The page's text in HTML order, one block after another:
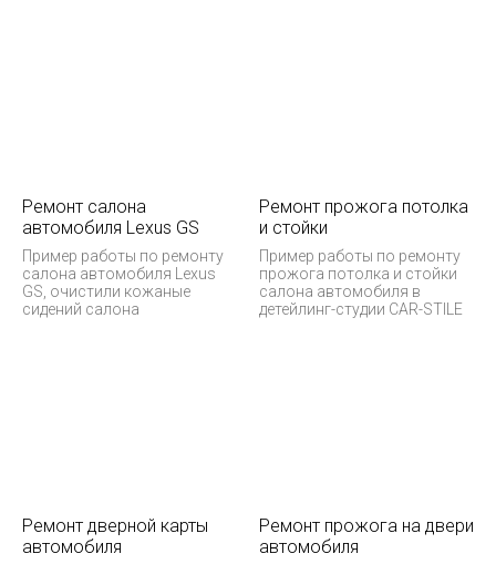
Ремонт салона
автомобиля Lexus GS
Пример работы по ремонту
салона автомобиля Lexus
GS, очистили кожаные
сидений салона
Ремонт прожога потолка
и стойки
Пример работы по ремонту
прожога потолка и стойки
салона автомобиля в
детейлинг-студии CAR-STILE
Ремонт дверной карты
автомобиля
Ремонт прожога на двери
автомобиля